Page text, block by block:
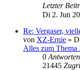
Letzter
Di 2. Jun
Re: Vergaser,
von XZ-Ernie »
Alles zum
0 Antworten
21445